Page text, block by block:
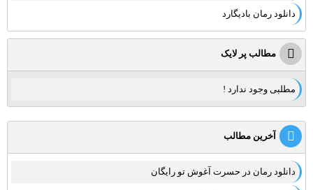
دانلود رمان بادیگارد
مطالب پر لایک
مطلبی وجود ندارد !
آخرین مطالب
دانلود رمان در حسرت آغوش تو رایگان